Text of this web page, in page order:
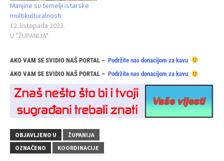
Manjine su temelji istarske
multikulturalnosti
12. listopada 2023.
U "ŽUPANIJA"
AKO VAM SE SVIDIO NAŠ PORTAL – Podržite nas donacijom za kavu
AKO VAM SE SVIDIO NAŠ PORTAL – Podržite nas donacijom za kavu
OBJAVLJENO U
ŽUPANIJA
OZNAČENO
KOORDINACIJE